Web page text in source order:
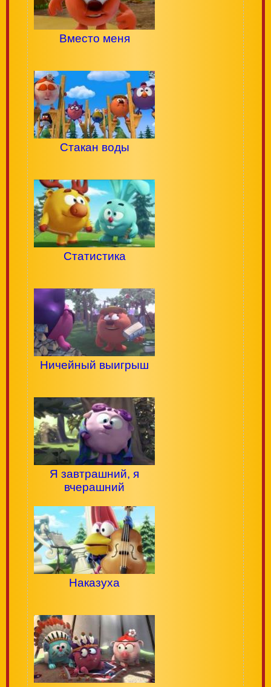
Вместо меня
Стакан воды
Статистика
Ничейный выигрыш
Я завтрашний, я
вчерашний
Наказуха